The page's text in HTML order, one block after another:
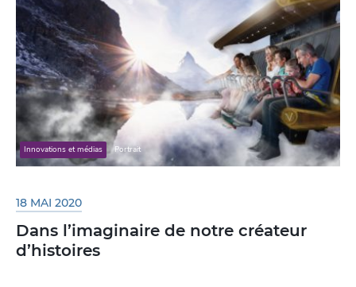
Innovations et médias Portrait
18 MAI 2020
Dans l’imaginaire de notre créateur
d’histoires